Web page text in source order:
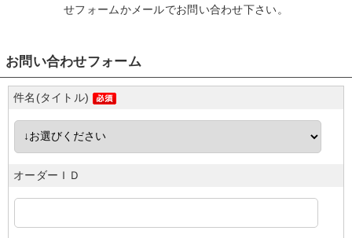
せフォームかメールでお問い合わせ下さい。
お問い合わせフォーム
件名(タイトル)
オーダーＩＤ